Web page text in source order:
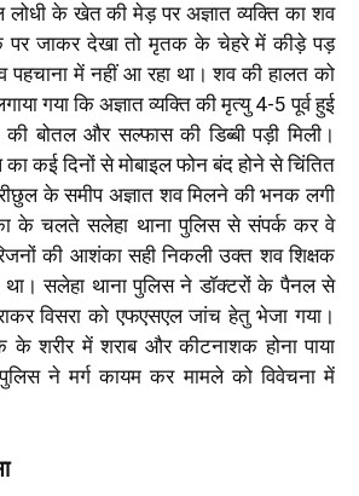
के खेत की मेड़ पर अज्ञात व्यक्ति का शव
पर जाकर देखा तो मृतक के चेहरे में कीड़े पड़
में नहीं आ रहा था। शव की हालत को
गया कि अज्ञात व्यक्ति की मृत्यु 4-5 पूर्व हुई
बोतल और सल्फास की डिब्बी पड़ी मिली।
कई दिनों से मोबाइल फोन बंद होने से चिंतित
के समीप अज्ञात शव मिलने की भनक लगी
के चलते सलेहा थाना पुलिस से संपर्क कर वे
की आशंका सही निकली उक्त शव शिक्षक
सलेहा थाना पुलिस ने डॉक्टरों के पैनल से
विसरा को एफएसएल जांच हेतु भेजा गया।
के शरीर में शराब और कीटनाशक होना पाया
ने मर्ग कायम कर मामले को विवेचना में